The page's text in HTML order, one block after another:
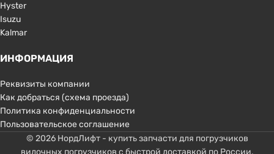
Hyster
Isuzu
Kalmar
ИНФОРМАЦИЯ
Реквизиты компании
Как добраться (схема проезда)
Политика конфиденциальности
Пользовательское соглашение
© 2026 НордЛифт - купить запчасти для погрузчиков